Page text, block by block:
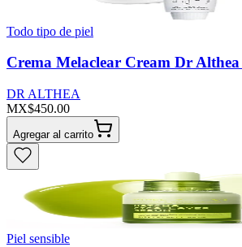
Todo tipo de piel
Crema Melaclear Cream Dr
DR ALTHEA
MX$450.00
Agregar al carrito
Piel sensible